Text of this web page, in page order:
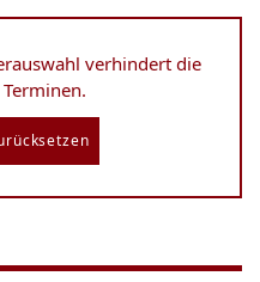
verhindert die